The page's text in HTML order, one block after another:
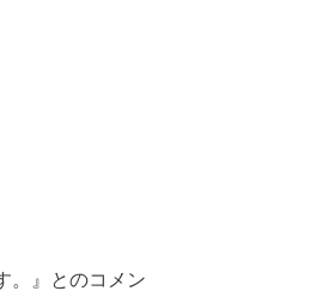
。』とのコメン